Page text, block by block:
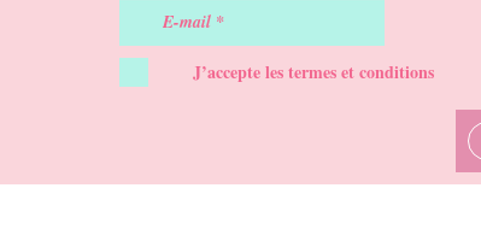
J’accepte les termes et conditions